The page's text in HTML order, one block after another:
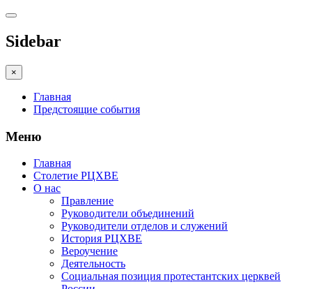
Sidebar
×
Главная
Предстоящие события
Меню
Главная
Столетие РЦХВЕ
О нас
Правление
Руководители объединений
Руководители отделов и служений
История РЦХВЕ
Вероучение
Деятельность
Социальная позиция протестантских церквей